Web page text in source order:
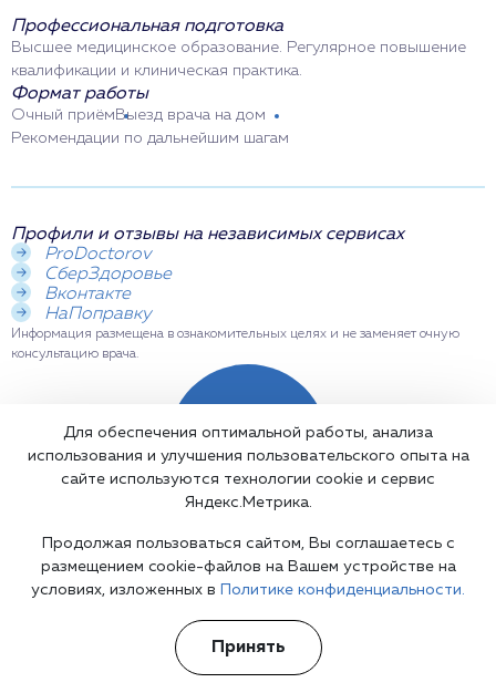
Профессиональная подготовка
Высшее медицинское образование. Регулярное повышение
квалификации и клиническая практика.
Формат работы
Очный приём Выезд врача на дом
Рекомендации по дальнейшим шагам
Профили и отзывы на независимых сервисах
ProDoctorov
СберЗдоровье
Вконтакте
НаПоправку
Информация размещена в ознакомительных целях и не заменяет очную
консультацию врача.
Вызвать
врача
Кейс об услуге
Пациент обратился с жалобами на
повторяющиеся судорожные приступы.
Для обеспечения оптимальной работы, анализа
использования и улучшения пользовательского опыта на
сайте используются технологии cookie и сервис
Яндекс.Метрика.
Продолжая пользоваться сайтом, Вы соглашаетесь с
размещением cookie-файлов на Вашем устройстве на
условиях, изложенных в
Политике конфиденциальности.
Принять